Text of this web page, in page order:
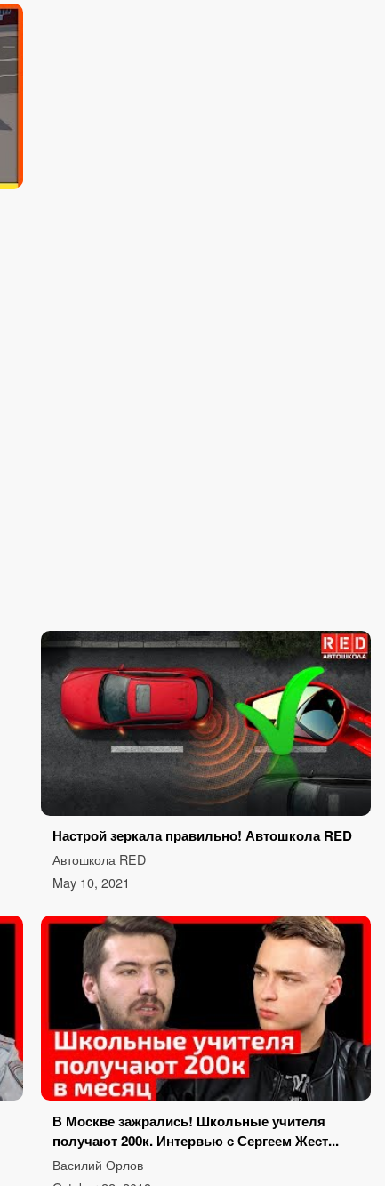
Настрой зеркала правильно! Автошкола RED
Автошкола RED
May 10, 2021
В Москве зажрались! Школьные учителя
получают 200к. Интервью с Сергеем Жест...
Василий Орлов